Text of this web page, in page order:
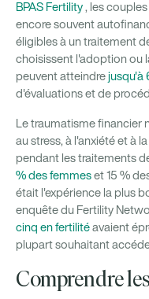
BPAS Fertility, les
encore souvent
éligibles à un traitement
choisissent l'adoption ou
peuvent atteindrejusqu'à
d'évaluations et de
Le traumatisme
au stress, à l'anxiété et à
pendant les traitements
% des femmeset 15 %
était l'expérience la plus
enquête du Fertility
cinq en fertilitéavaient
plupart souhaitant
Comprendre